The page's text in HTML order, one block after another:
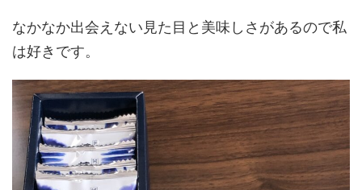
なかなか出会えない見た目と美味しさがあるので私
は好きです。